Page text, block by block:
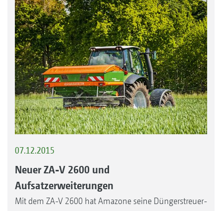
07.12.2015
Neuer ZA-V 2600 und
Aufsatzerweiterungen
Mit dem ZA-V 2600 hat Amazone seine Düngerstreuer-